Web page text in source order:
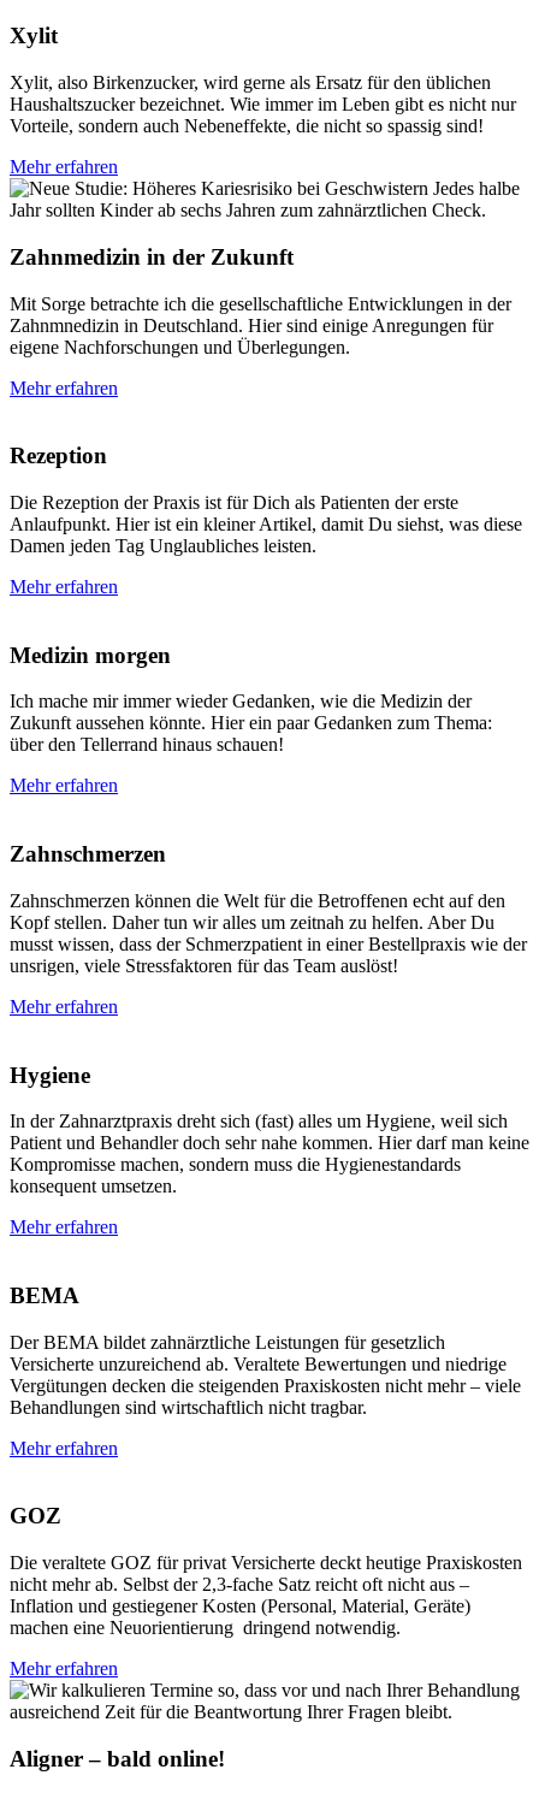
Xylit
Xylit, also Birkenzucker, wird gerne als Ersatz für den üblichen
Haushaltszucker bezeichnet. Wie immer im Leben gibt es nicht nur
Vorteile, sondern auch Nebeneffekte, die nicht so spassig sind!
Mehr erfahren
Zahnmedizin in der Zukunft
Mit Sorge betrachte ich die gesellschaftliche Entwicklungen in der
Zahnmnedizin in Deutschland. Hier sind einige Anregungen für
eigene Nachforschungen und Überlegungen.
Mehr erfahren
Rezeption
Die Rezeption der Praxis ist für Dich als Patienten der erste
Anlaufpunkt. Hier ist ein kleiner Artikel, damit Du siehst, was diese
Damen jeden Tag Unglaubliches leisten.
Mehr erfahren
Medizin morgen
Ich mache mir immer wieder Gedanken, wie die Medizin der
Zukunft aussehen könnte. Hier ein paar Gedanken zum Thema:
über den Tellerrand hinaus schauen!
Mehr erfahren
Zahnschmerzen
Zahnschmerzen können die Welt für die Betroffenen echt auf den
Kopf stellen. Daher tun wir alles um zeitnah zu helfen. Aber Du
musst wissen, dass der Schmerzpatient in einer Bestellpraxis wie der
unsrigen, viele Stressfaktoren für das Team auslöst!
Mehr erfahren
Hygiene
In der Zahnarztpraxis dreht sich (fast) alles um Hygiene, weil sich
Patient und Behandler doch sehr nahe kommen. Hier darf man keine
Kompromisse machen, sondern muss die Hygienestandards
konsequent umsetzen.
Mehr erfahren
BEMA
Der BEMA bildet zahnärztliche Leistungen für gesetzlich
Versicherte unzureichend ab. Veraltete Bewertungen und niedrige
Vergütungen decken die steigenden Praxiskosten nicht mehr – viele
Behandlungen sind wirtschaftlich nicht tragbar.
Mehr erfahren
GOZ
Die veraltete GOZ für privat Versicherte deckt heutige Praxiskosten
nicht mehr ab. Selbst der 2,3-fache Satz reicht oft nicht aus –
Inflation und gestiegener Kosten (Personal, Material, Geräte)
machen eine Neuorientierung dringend notwendig.
Mehr erfahren
Aligner – bald online!